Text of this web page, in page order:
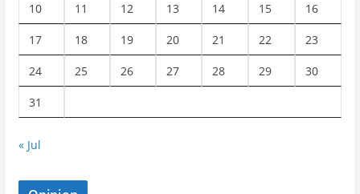
10 11 12 13 14 15 16
17 18 19 20 21 22 23
24 25 26 27 28 29 30
31
« Jul